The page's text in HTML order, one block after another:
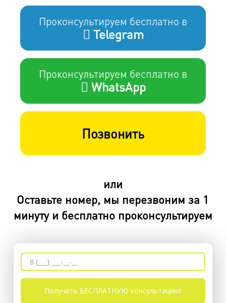
Проконсультируем бесплатно в
Telegram
Проконсультируем бесплатно в
WhatsApp
Позвонить
или
Оставьте номер, мы перезвоним за 1
минуту и бесплатно проконсультируем